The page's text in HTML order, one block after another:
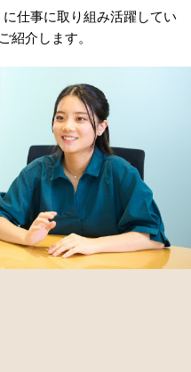
仕事に取り組み活躍してい
紹介します。